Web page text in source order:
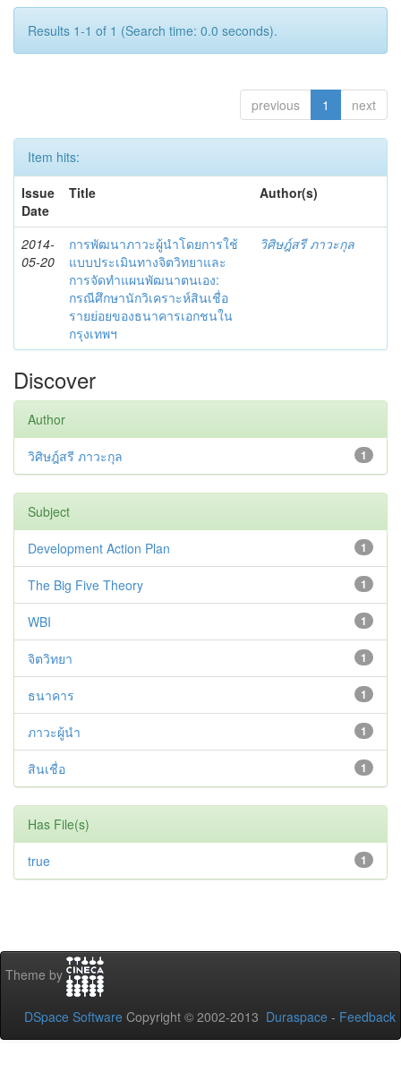
Results 1-1 of 1 (Search time: 0.0 seconds).
previous 1 next
Item hits:
Issue
Date
Title Author(s)
2014-
05-20
การพัฒนาภาวะผู้นำโดยการใช้
แบบประเมินทางจิตวิทยาและ
การจัดทำแผนพัฒนาตนเอง:
กรณีศึกษานักวิเคราะห์สินเชื่อ
รายย่อยของธนาคารเอกชนใน
กรุงเทพฯ
วิศิษฎ์สรี ภาวะกุล
Discover
Author
1
วิศิษฎ์สรี ภาวะกุล
Subject
1
Development Action Plan
1
The Big Five Theory
1
WBI
1
จิตวิทยา
1
ธนาคาร
1
ภาวะผู้นำ
1
สินเชื่อ
Has File(s)
1
true
Theme by
DSpace Software Copyright © 2002-2013 Duraspace - Feedback